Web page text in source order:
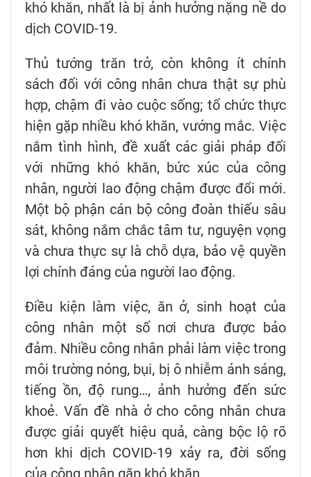
khó khăn, nhất là bị ảnh hưởng nặng nề do
dịch COVID-19.
Thủ tướng trăn trở, còn không ít chính
sách đối với công nhân chưa thật sự phù
hợp, chậm đi vào cuộc sống; tổ chức thực
hiện gặp nhiều khó khăn, vướng mắc. Việc
nắm tình hình, đề xuất các giải pháp đối
với những khó khăn, bức xúc của công
nhân, người lao động chậm được đổi mới.
Một bộ phận cán bộ công đoàn thiếu sâu
sát, không nắm chắc tâm tư, nguyện vọng
và chưa thực sự là chỗ dựa, bảo vệ quyền
lợi chính đáng của người lao động.
Điều kiện làm việc, ăn ở, sinh hoạt của
công nhân một số nơi chưa được bảo
đảm. Nhiều công nhân phải làm việc trong
môi trường nóng, bụi, bị ô nhiễm ánh sáng,
tiếng ồn, độ rung…, ảnh hưởng đến sức
khoẻ. Vấn đề nhà ở cho công nhân chưa
được giải quyết hiệu quả, càng bộc lộ rõ
hơn khi dịch COVID-19 xảy ra, đời sống
của công nhân gặp khó khăn.